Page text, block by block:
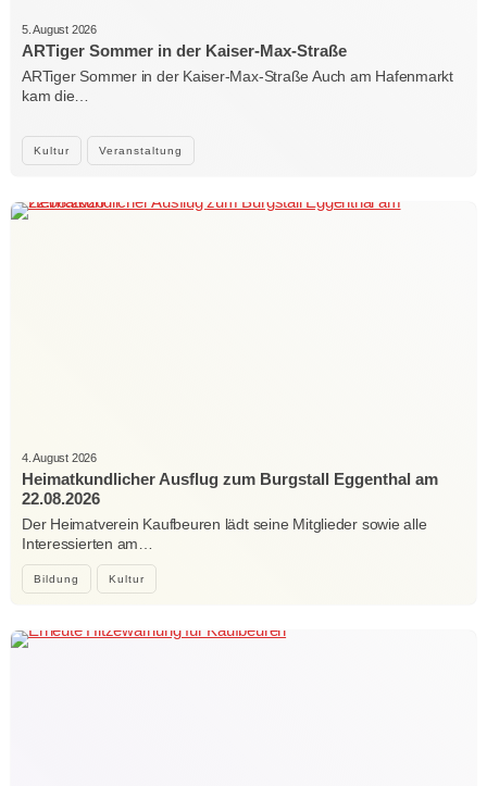
Kultur Veranstaltung
5. August 2026
ARTiger Sommer in der Kaiser-Max-Straße
ARTiger Sommer in der Kaiser-Max-Straße Auch am Hafenmarkt
kam die…
Bildung Kultur
4. August 2026
Heimatkundlicher Ausflug zum Burgstall Eggenthal am
22.08.2026
Der Heimatverein Kaufbeuren lädt seine Mitglieder sowie alle
Interessierten am…